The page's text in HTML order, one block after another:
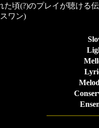
た頃(?)のプレイが聴ける
ワン)